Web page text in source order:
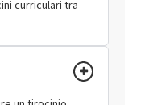
curriculari tra